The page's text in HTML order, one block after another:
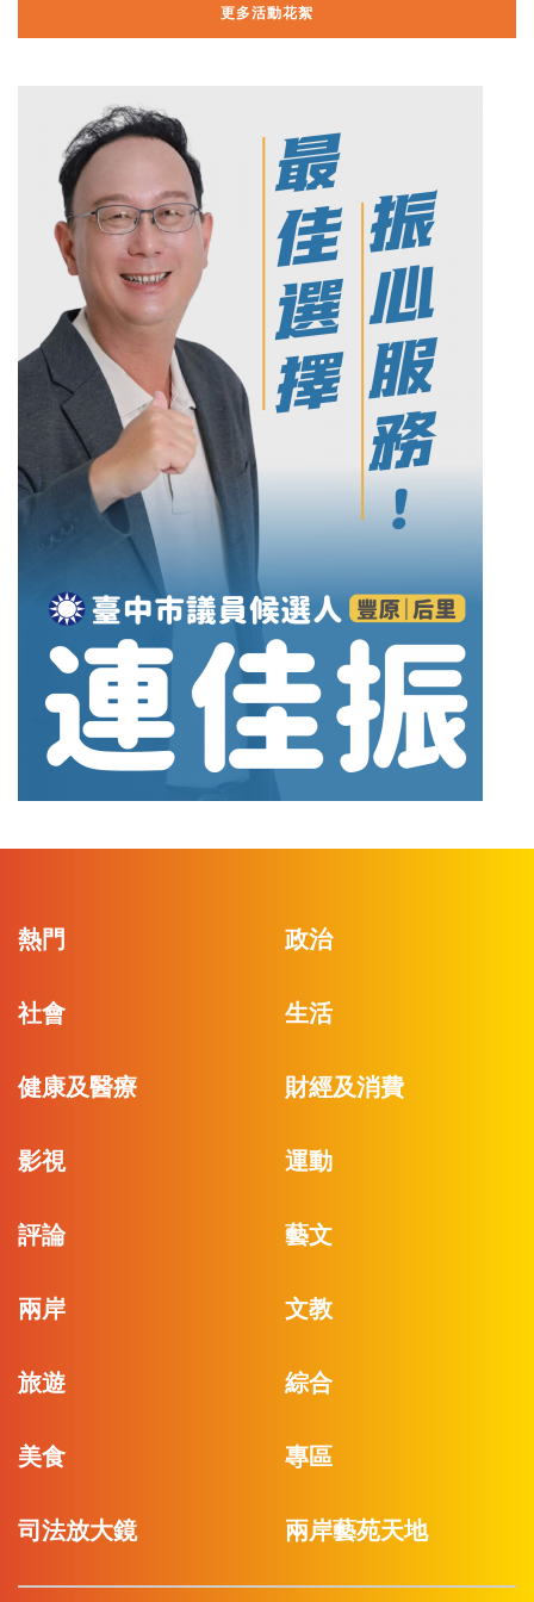
更多活動花絮
熱門 政治
社會 生活
健康及醫療 財經及消費
影視 運動
評論 藝文
兩岸 文教
旅遊 綜合
美食 專區
司法放大鏡 兩岸藝苑天地